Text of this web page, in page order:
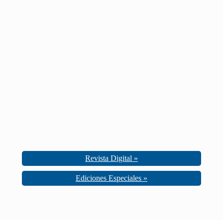
Revista Digital »
Ediciones Especiales »